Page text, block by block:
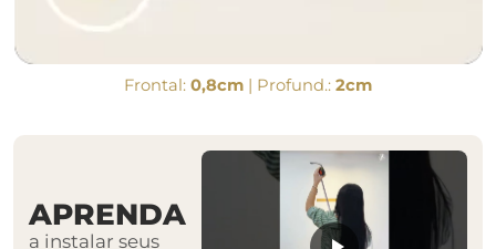
Frontal: 0,8cm | Profund.: 2cm
APRENDA
a instalar seus